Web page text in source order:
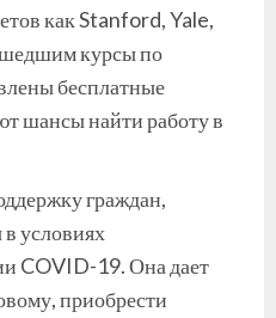
как Stanford, Yale,
курсы по
бесплатные
шансы найти работу в
граждан,
условиях
COVID-19. Она дает
приобрести